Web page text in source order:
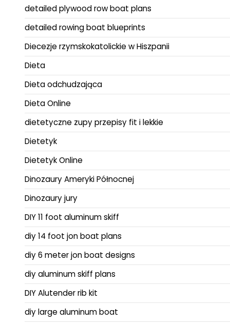
detailed plywood row boat plans
detailed rowing boat blueprints
Diecezje rzymskokatolickie w Hiszpanii
Dieta
Dieta odchudzająca
Dieta Online
dietetyczne zupy przepisy fit i lekkie
Dietetyk
Dietetyk Online
Dinozaury Ameryki Północnej
Dinozaury jury
DIY 11 foot aluminum skiff
diy 14 foot jon boat plans
diy 6 meter jon boat designs
diy aluminum skiff plans
DIY Alutender rib kit
diy large aluminum boat